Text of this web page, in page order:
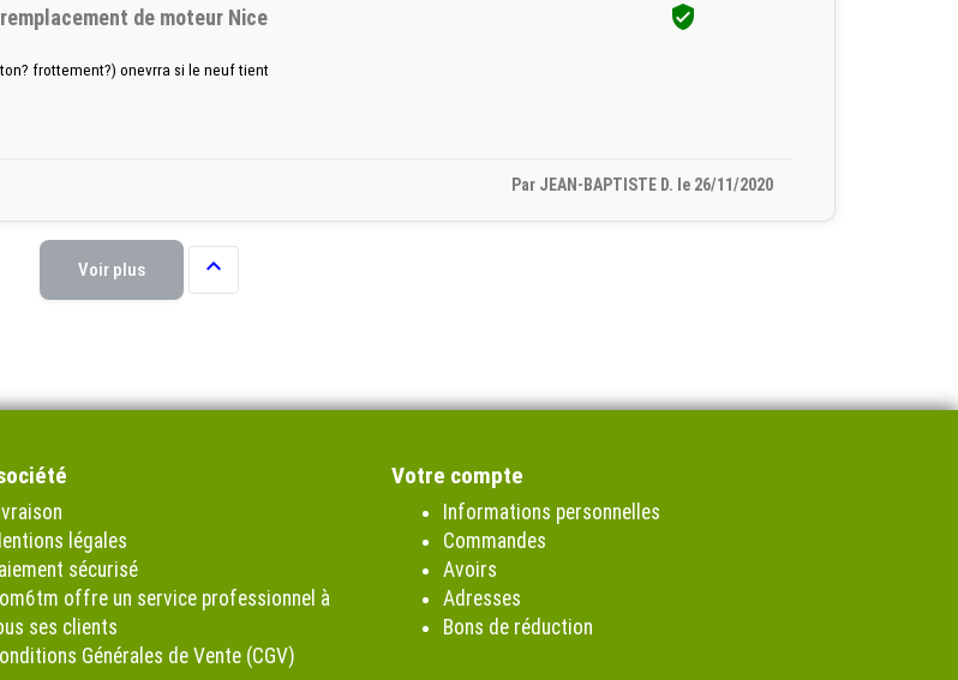
remplacement de moteur Nice 
frottement?) onevrra si le neuf tient
Par JEAN-BAPTISTE D. le 26/11/2020
Voir plus 
légales
sécurisé
offre un service professionnel à
ses clients
Générales de Vente (CGV)
Votre compte
Informations personnelles
Commandes
Avoirs
Adresses
Bons de réduction